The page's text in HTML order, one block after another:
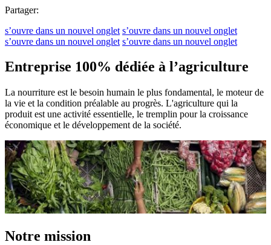
Partager:
s’ouvre dans un nouvel onglet s’ouvre dans un nouvel onglet
s’ouvre dans un nouvel onglet s’ouvre dans un nouvel onglet
Entreprise 100% dédiée à l’agriculture
La nourriture est le besoin humain le plus fondamental, le moteur de
la vie et la condition préalable au progrès. L'agriculture qui la
produit est une activité essentielle, le tremplin pour la croissance
économique et le développement de la société.
Notre mission